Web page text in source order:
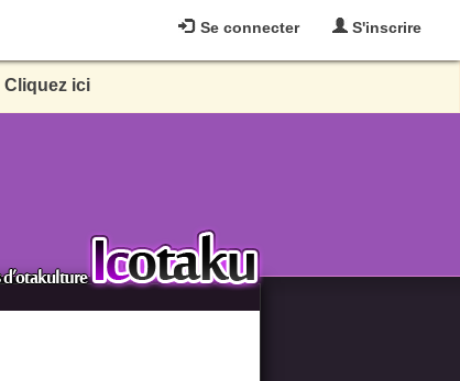
Se connecter S'inscrire
Cliquez ici